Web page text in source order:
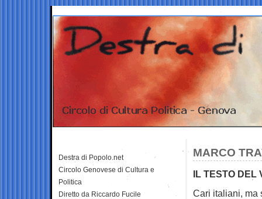
MARCO
IL TESTO DEL
Cari italiani, ma
Destra di Popolo.net
Circolo Genovese di Cultura e
Politica
Diretto da Riccardo Fucile